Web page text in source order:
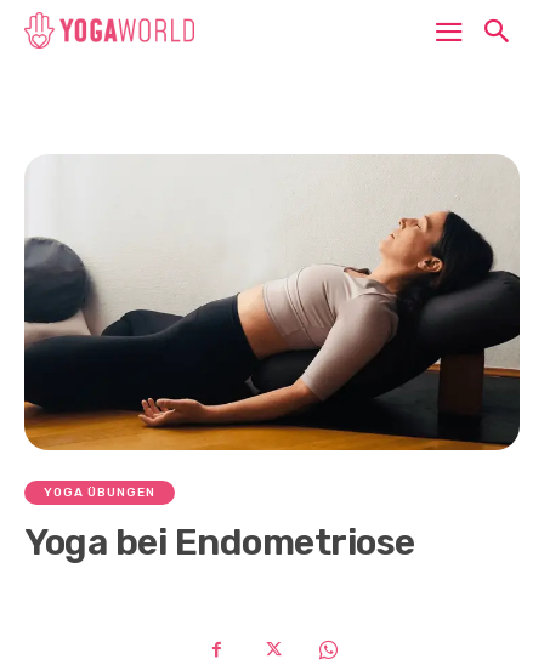
YOGA ÜBUNGEN
Yoga bei Endometriose